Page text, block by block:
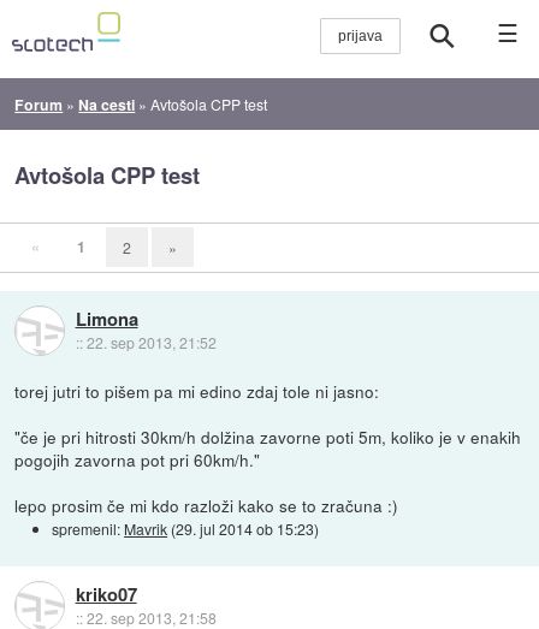
☰
Forum » Na cesti »Avtošola CPP test
Avtošola CPP test
« 1 2 »
Limona
::22. sep 2013, 21:52
torej jutri to pišem pa mi edino zdaj tole ni jasno:
"če je pri hitrosti 30km/h dolžina zavorne poti 5m, koliko je v enakih
pogojih zavorna pot pri 60km/h."
lepo prosim če mi kdo razloži kako se to zračuna :)
spremenil: Mavrik (29. jul 2014 ob 15:23)
kriko07
::22. sep 2013, 21:58